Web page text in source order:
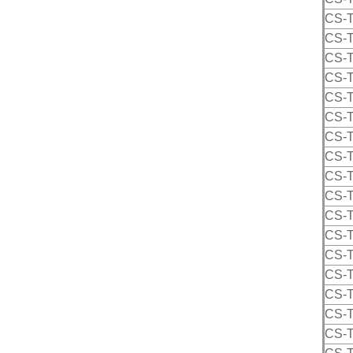
CS-
CS-
CS-
CS-
CS-
CS-
CS-
CS-
CS-
CS-
CS-
CS-
CS-
CS-
CS-
CS-
CS-